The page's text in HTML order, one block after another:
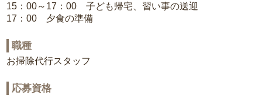
15：00～17：00 子ども帰宅、習い事の送迎
17：00 夕食の準備
職種
お掃除代行スタッフ
応募資格